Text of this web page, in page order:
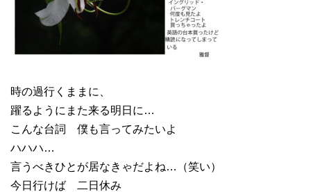
時の過行くままに、
躍るようにまた来る明日に…
こんな台詞 僕も言ってみたいよ
ハハハ…
言うべきひとが居なきゃだよね…（笑い）
今日行けば 二日休み